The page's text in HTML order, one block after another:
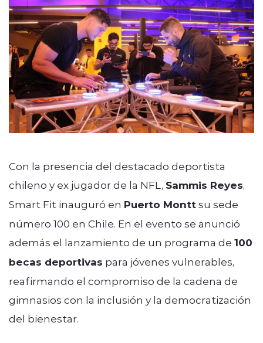
Con la presencia del destacado deportista
chileno y ex jugador de la NFL, Sammis Reyes,
Smart Fit inauguró en Puerto Monttsu sede
número 100 en Chile. En el evento se anunció
además el lanzamiento de un programa de 100
becas deportivas para jóvenes vulnerables,
reafirmando el compromiso de la cadena de
gimnasios con la inclusión y la democratización
del bienestar.